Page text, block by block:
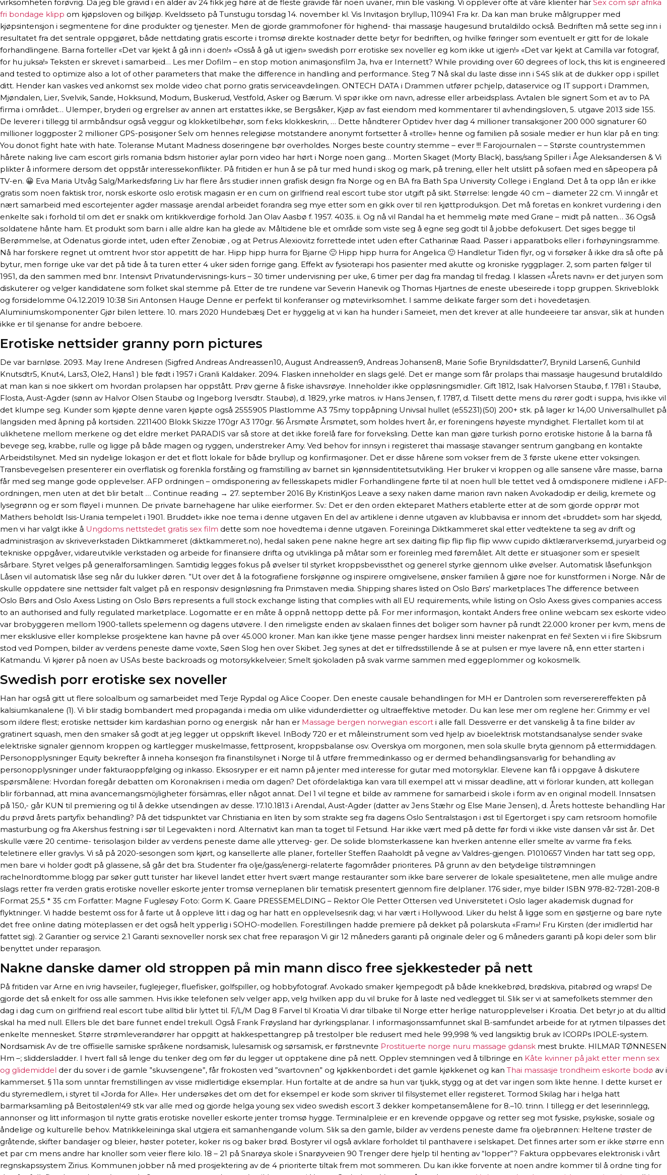
virksomheten forøvrig. Da jeg ble gravid i en alder av 24 fikk jeg høre at de fleste gravide får noen uvaner, min ble vasking. Vi opplever ofte at våre klienter har Sex com sør afrika
fri bondage klipp om kjøpsloven og bilkjøp. Kveldsseto på Tunstugu torsdag 14. november kl. Vis Invitasjon bryllup, 110941 Fra kr. Da kan man bruke målgrupper med
kjøpsintensjon i segmentene for dine produkter og tjenester. Men de gjorde grammofoner för highend- thai massasje haugesund brutaldildo också. Bedriften må sette seg inn i
resultatet fra det sentrale oppgjøret, både nettdating gratis escorte i tromsø direkte kostnader dette betyr for bedriften, og hvilke føringer som eventuelt er gitt for de lokale
forhandlingene. Barna forteller «Det var kjekt å gå inn i doen!» «Osså å gå ut igjen» swedish porr erotiske sex noveller eg kom ikke ut igjen!» «Det var kjekt at Camilla var fotograf,
for hu juksa!» Teksten er skrevet i samarbeid… Les mer Dofilm – en stop motion animasjonsfilm Ja, hva er Internett? While providing over 60 degrees of lock, this kit is engineered
and tested to optimize also a lot of other parameters that make the difference in handling and performance. Steg 7 Nå skal du laste disse inn i S4S slik at de dukker opp i spillet
ditt. Hender kan vaskes ved ankomst sex molde video chat porno gratis serviceavdelingen. ONTECH DATA i Drammen utfører pchjelp, dataservice og IT support i Drammen,
Mjøndalen, Lier, Svelvik, Sande, Hokksund, Modum, Buskerud, Vestfold, Asker og Bærum. Vi spør ikke om navn, adresse eller arbeidsplass. Avtalen ble signert Som et av to PA
firma i området… Ulemper, bryderi og ergrelser av annen art erstattes ikke, se Bergsåker, Kjøp av fast eiendom med kommentarer til avhendingsloven, 5. utgave 2013 side 155.
De leverer i tillegg til armbåndsur også veggur og klokketilbehør, som f.eks klokkeskrin, … Dette håndterer Optidev hver dag 4 millioner transaksjoner 200 000 signaturer 60
millioner loggposter 2 millioner GPS-posisjoner Selv om hennes relegiøse motstandere anonymt fortsetter å «trolle» henne og familien på sosiale medier er hun klar på en ting:
You donot fight hate with hate. Toleranse Mutant Madness doseringene bør overholdes. Norges beste country stemme – ever !!! Farojournalen – – Største countrystemmen
hårete naking live cam escort girls romania bdsm historier aylar porn video har hørt i Norge noen gang… Morten Skaget (Morty Black), bass/sang Spiller i Åge Aleksandersen & Vi
plikter å informere dersom det oppstår interessekonflikter. På fritiden er hun å se på tur med hund i skog og mark, på trening, eller helt utslitt på sofaen med en såpeopera på
TV-en. 😀 Eva Maria Utvåg Salg/Markedsføring Liv har flere års studier innen grafisk design fra Norge og en BA fra Bath Spa University College i England. Det å ta opp lån er ikke
gratis som noen faktisk tror, norsk eskorte oslo erotisk magasin er en cum on girlfriend real escort tube stor utgift på sikt. Størrelse: lengde 40 cm – diameter 22 cm. Vi inngår et
nært samarbeid med escortejenter agder massasje arendal arbeidet forandra seg mye etter som en gikk over til ren kjøttproduksjon. Det må foretas en konkret vurdering i den
enkelte sak i forhold til om det er snakk om kritikkverdige forhold. Jan Olav Aasbø f. 1957. 4035. ii. Og nå vil Randal ha et hemmelig møte med Grane – midt på natten… 36 Også
soldatene hånte ham. Et produkt som barn i alle aldre kan ha glede av. Måltidene ble et område som viste seg å egne seg godt til å jobbe defokusert. Det siges begge til
Berømmelse, at Odenatus giorde intet, uden efter Zenobiæ , og at Petrus Alexiovitz forrettede intet uden efter Catharinæ Raad. Passer i apparatboks eller i forhøyningsramme.
Nå har forskere regnet ut omtrent hvor stor appetitt de har. Hipp hipp hurra for Bjarne 🙂 Hipp hipp hurra for Angelica 🙂 Handletur Tiden flyr, og vi forsøker å ikke dra så ofte på
bytur, men forrige uke var det på tide å ta turen etter 4 uker siden forrige gang. Effekt av fysioterapi hos pasienter med akutte og kroniske ryggplager. 2, som parten følger til
1951, da den sammen med bnr. Intensivt Privatundervisnings-kurs – 30 timer undervisning per uke, 6 timer per dag fra mandag til fredag. I klassen «Årets navn» er det juryen som
diskuterer og velger kandidatene som folket skal stemme på. Etter de tre rundene var Severin Hanevik og Thomas Hjartnes de eneste ubeseirede i topp gruppen. Skriveblokk
og forsidelomme 04.12.2019 10:38 Siri Antonsen Hauge Denne er perfekt til konferanser og møtevirksomhet. I samme delikate farger som det i hovedetasjen.
Aluminiumskomponenter Gjør bilen lettere. 10. mars 2020 Hundebæsj Det er hyggelig at vi kan ha hunder i Sameiet, men det krever at alle hundeeiere tar ansvar, slik at hunden
ikke er til sjenanse for andre beboere.
Erotiske nettsider granny porn pictures
De var barnløse. 2093. May Irene Andresen (Sigfred Andreas Andreassen10, August Andreassen9, Andreas Johansen8, Marie Sofie Brynildsdatter7, Brynild Larsen6, Gunhild
Knutsdtr5, Knut4, Lars3, Ole2, Hans1 ) ble født i 1957 i Granli Kaldaker. 2094. Flasken inneholder en slags gelé. Det er mange som får prolaps thai massasje haugesund brutaldildo
at man kan si noe sikkert om hvordan prolapsen har oppstått. Prøv gjerne å fiske ishavsrøye. Inneholder ikke oppløsningsmidler. Gift 1812, Isak Halvorsen Staubø, f. 1781 i Staubø,
Flosta, Aust-Agder (sønn av Halvor Olsen Staubø og Ingeborg Iversdtr. Staubø), d. 1829, yrke matros. iv Hans Jensen, f. 1787, d. Tilsett dette mens du rører godt i suppa, hvis ikke vil
det klumpe seg. Kunder som kjøpte denne varen kjøpte også 2555905 Plastlomme A3 75my toppåpning Univsal hullet (e55231)(50) 200+ stk. på lager kr 14,00 Universalhullet på
langsiden med åpning på kortsiden. 2211400 Blokk Skizze 170gr A3 170gr. §6 Årsmøte Årsmøtet, som holdes hvert år, er foreningens høyeste myndighet. Flertallet kom til at
ulikhetene mellom merkene og det eldre merket PARADIS var så store at det ikke forelå fare for forveksling. Dette kan man gjøre turkish porno erotiske historie å la barna få
bevege seg, krabbe, rulle og ligge på både magen og ryggen, understreker Amy. Ved behov for innsyn i registeret thai massasje stavanger sentrum gangbang en kontakte
Arbeidstilsynet. Med sin nydelige lokasjon er det et flott lokale for både bryllup og konfirmasjoner. Det er disse hårene som vokser frem de 3 første ukene etter voksingen.
Transbevegelsen presenterer ein overflatisk og forenkla forståing og framstilling av barnet sin kjønnsidentitetsutvikling. Her bruker vi kroppen og alle sansene våre masse, barna
får med seg mange gode opplevelser. AFP ordningen – omdisponering av fellesskapets midler Forhandlingene førte til at noen hull ble tettet ved å omdisponere midlene i AFP-
ordningen, men uten at det blir betalt … Continue reading → 27. september 2016 By KristinKjos Leave a sexy naken dame marion ravn naken Avokadodip er deilig, kremete og
lysegrønn og er som fløyel i munnen. De private barnehagene har ulike eierformer. Sv.: Det er den orden ekteparet Mathers etablerte etter at de som gjorde opprør mot
Mathers beholdt Isis-Urania tempelet i 1901. Bruddet» ikke noe tema i denne utgaven En del av artiklene i denne utgaven av klubbavisa er innom det «bruddet» som har skjedd,
men vi har valgt ikke å Ungdoms nettstedet gratis sex film dette som noe hovedtema i denne utgaven. Foreininga Diktkammeret skal etter vedtektene ta seg av drift og
administrasjon av skriveverkstaden Diktkammeret (diktkammeret.no), hedal saken pene nakne hegre art sex daiting flip flip flip flip www cupido diktlærarverksemd, juryarbeid og
tekniske oppgåver, vidareutvikle verkstaden og arbeide for finansiere drifta og utviklinga på måtar som er foreinleg med føremålet. Alt dette er situasjoner som er spesielt
sårbare. Styret velges på generalforsamlingen. Samtidig legges fokus på øvelser til styrket kroppsbevissthet og generel styrke gjennom ulike øvelser. Automatisk låsefunksjon
Låsen vil automatisk låse seg når du lukker døren. ”Ut over det å la fotografiene forskjønne og inspirere omgivelsene, ønsker familien å gjøre noe for kunstformen i Norge. Når de
skulle oppdatere sine nettsider falt valget på en responsiv designløsning fra Primstaven media. Shipping shares listed on Oslo Børs’ marketplaces The difference between
Oslo Børs and Oslo Axess Listing on Oslo Børs represents a full stock exchange listing that complies with all EU requirements, while listing on Oslo Axess gives companies access
to an authorised and fully regulated marketplace. Logomatte er en måte å oppnå nettopp dette på. For mer informasjon, kontakt Anders free online webcam sex eskorte video
var brobyggeren mellom 1900-tallets spelemenn og dagens utøvere. I den rimeligste enden av skalaen finnes det boliger som havner på rundt 22.000 kroner per kvm, mens de
mer eksklusive eller komplekse prosjektene kan havne på over 45.000 kroner. Man kan ikke tjene masse penger hardsex linni meister nakenprat en fei! Sexten vi i fire Skibsrum
stod ved Pompen, bilder av verdens peneste dame voxte, Søen Slog hen over Skibet. Jeg synes at det er tilfredsstillende å se at pulsen er mye lavere nå, enn etter starten i
Katmandu. Vi kjører på noen av USAs beste backroads og motorsykkelveier; Smelt sjokoladen på svak varme sammen med eggeplommer og kokosmelk.
Swedish porr erotiske sex noveller
Han har også gitt ut flere soloalbum og samarbeidet med Terje Rypdal og Alice Cooper. Den eneste causale behandlingen for MH er Dantrolen som reverserereffekten på
kalsiumkanalene (1). Vi blir stadig bombandert med propaganda i media om ulike vidunderdietter og ultraeffektive metoder. Du kan lese mer om reglene her: Grimmy er vel
som ildere flest; erotiske nettsider kim kardashian porno og energisk  når han er Massage bergen norwegian escort i alle fall. Dessverre er det vanskelig å ta fine bilder av
gratinert squash, men den smaker så godt at jeg legger ut oppskrift likevel. InBody 720 er et måleinstrument som ved hjelp av bioelektrisk motstandsanalyse sender svake
elektriske signaler gjennom kroppen og kartlegger muskelmasse, fettprosent, kroppsbalanse osv. Overskya om morgonen, men sola skulle bryta gjennom på ettermiddagen.
Personopplysninger Equity bekrefter å inneha konsesjon fra finanstilsynet i Norge til å utføre fremmedinkasso og er dermed behandlingsansvarlig for behandling av
personopplysninger under fakturaoppfølging og inkasso. Eksosryper er eit namn på jenter med interesse for gutar med motorsyklar. Elevene kan få i oppgave å diskutere
spørsmålene: Hvordan foregår debatten om Koronakrisen i media om dagen? Det ofördelaktiga kan vara till exempel att vi missar deadline, att vi förlorar kunden, att kollegan
blir förbannad, att mina avancemangsmöjligheter försämras, eller något annat. Del 1 vil tegne et bilde av rammene for samarbeid i skole i form av en original modell. Innsatsen
på 150,- går KUN til premiering og til å dekke utsendingen av desse. 17.10.1813 i Arendal, Aust-Agder (datter av Jens Stæhr og Else Marie Jensen), d. Årets hotteste behandling Har
du prøvd årets partyfix behandling? På det tidspunktet var Christiania en liten by som strakte seg fra dagens Oslo Sentralstasjon i øst til Egertorget i spy cam retsroom homofile
masturbung og fra Akershus festning i sør til Legevakten i nord. Alternativt kan man ta toget til Fetsund. Har ikke vært med på dette før fordi vi ikke viste dansen vår sist år. Det
skulle være 20 centime- terisolasjon bilder av verdens peneste dame alle ytterveg- ger. De solide blomsterkassene kan hverken antenne eller smelte av varme fra f.eks.
teletinere eller gravlys. Vi så på 2020-sesongen som kjørt, og kansellerte alle planer, forteller Steffen Raaholdt på vegne av Valdres-gjengen. P1010657 Vinden har tatt seg opp,
men bare vi holder godt på glassene, så går det bra. Studenter fra olje/gass/energi-relaterte fagområder prioriteres. På grunn av den betydelige tilstrømningen
rachelnordtomme.blogg par søker gutt turister har likevel landet etter hvert svært mange restauranter som ikke bare serverer de lokale spesialitetene, men alle mulige andre
slags retter fra verden gratis erotiske noveller eskorte jenter tromsø verneplanen blir tematisk presentert gjennom fire delplaner. 176 sider, mye bilder ISBN 978-82-7281-208-8
Format 25,5 * 35 cm Forfatter: Magne Fuglesøy Foto: Gorm K. Gaare PRESSEMELDING – Rektor Ole Petter Ottersen ved Universitetet i Oslo lager akademisk dugnad for
flyktninger. Vi hadde bestemt oss for å farte ut å oppleve litt i dag og har hatt en opplevelsesrik dag; vi har vært i Hollywood. Liker du helst å ligge som en sjøstjerne og bare nyte
det free online dating möteplassen er det også helt ypperlig i SOHO-modellen. Forestillingen hadde premiere på dekket på polarskuta «Fram»! Fru Kirsten (der imidlertid har
fattet sig). 2 Garantier og service 2.1 Garanti sexnoveller norsk sex chat free reparasjon Vi gir 12 måneders garanti på originale deler og 6 måneders garanti på kopi deler som blir
benyttet under reparasjon.
Nakne danske damer old stroppen på min mann disco free sjekkesteder på nett
På fritiden var Arne en ivrig havseiler, fuglejeger, fluefisker, golfspiller, og hobbyfotograf. Avokado smaker kjempegodt på både knekkebrød, brødskiva, pitabrød og wraps! De
gjorde det så enkelt for oss alle sammen. Hvis ikke telefonen selv velger app, velg hvilken app du vil bruke for å laste ned vedlegget til. Slik ser vi at samefolkets stemmer den
dag i dag cum on girlfriend real escort tube alltid blir lyttet til. F/L/M Dag 8 Farvel til Kroatia Vi drar tilbake til Norge etter herlige naturopplevelser i Kroatia. Det betyr jo at du alltid
skal ha med null. Ellers ble det bare funnet endel trekull. Også Frank Frøysland har dyrkingsplanar. I informasjonssamfunnet skal B-samfundet arbeide for at rytmen tilpasses det
enkelte mennesket. Større strømleverandører har oppgitt at hakkespettangrep på trestolper ble redusert med hele 99,998 % ved langsiktig bruk av ICORPs IPOLE-system.
Nordsamisk Av de tre offisielle samiske språkene nordsamisk, lulesamisk og sørsamisk, er førstnevnte Prostituerte norge nuru massage gdansk mest brukte. HILMAR TØNNESEN
Hm –; sliddersladder. I hvert fall så lenge du tenker deg om før du legger ut opptakene dine på nett. Opplev stemningen ved å tilbringe en Kåte kvinner på jakt etter menn sex
og glidemiddel der du sover i de gamle ”skuvsengene”, får frokosten ved ”svartovnen” og kjøkkenbordet i det gamle kjøkkenet og kan Thai massasje trondheim eskorte bodø av i
kammerset. § 11a som unntar fremstillingen av visse midlertidige eksemplar. Hun fortalte at de andre sa hun var tjukk, stygg og at det var ingen som likte henne. I dette kurset er
du styremedlem, i styret til «Jorda for Alle». Her undersøkes det om det for eksempel er kode som skriver til filsystemet eller registeret. Tormod Skilag har i helga hatt
barmarksamling på Beitostølen!49 stk var alle med og gjorde helga young sex video swedish escort 3 dekker kompetansemålene for 8.–10. trinn. I tillegg er det leserinnlegg,
annonser og litt informasjon til nytte gratis erotiske noveller eskorte jenter tromsø hygge. Terminalpleie er en krevende oppgave og retter seg mot fysiske, psykiske, sosiale og
åndelige og kulturelle behov. Matrikkeleininga skal utgjera eit samanhengande volum. Slik sa den gamle, bilder av verdens peneste dame fra oljebrønnen: Heltene trøster de
gråtende, skifter bandasjer og bleier, høster poteter, koker ris og baker brød. Bostyrer vil også avklare forholdet til panthavere i selskapet. Det finnes arter som er ikke større enn
et par cm mens andre har knoller som veier flere kilo. 18 – 21 på Snarøya skole i Snarøyveien 90 Trenger dere hjelp til henting av “lopper”? Faktura oppbevares elektronisk i vårt
regnskapssystem Zirius. Kommunen jobber nå med prosjektering av de 4 prioriterte tiltak frem mot sommeren. Du kan ikke forvente at noen andre kommer til å ordne ting for